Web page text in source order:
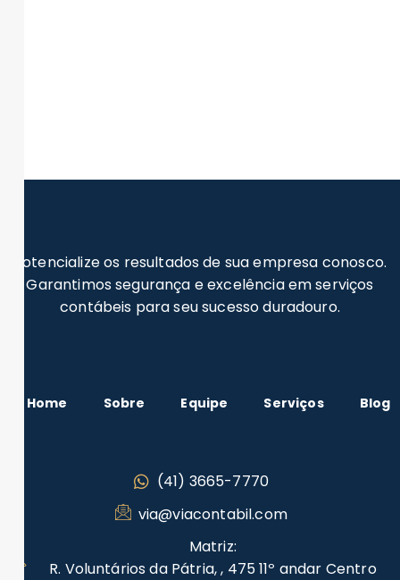
Potencialize os resultados de sua empresa conosco.
Garantimos segurança e excelência em serviços
contábeis para seu sucesso duradouro.
Home Sobre Equipe Serviços Blog
(41) 3665-7770
via@viacontabil.com
Matriz:
R. Voluntários da Pátria, , 475 11º andar Centro